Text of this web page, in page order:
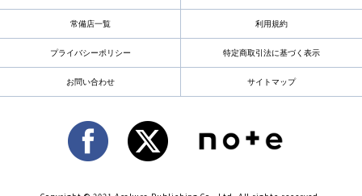
常備店一覧 利用規約
プライバシーポリシー 特定商取引法に基づく表示
お問い合わせ サイトマップ